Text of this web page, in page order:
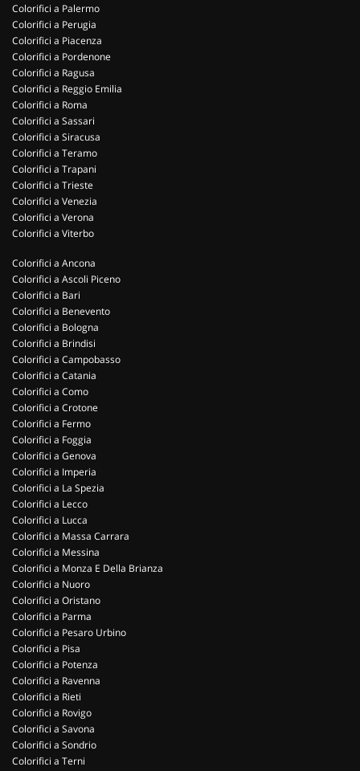
Colorifici a Palermo
Colorifici a Perugia
Colorifici a Piacenza
Colorifici a Pordenone
Colorifici a Ragusa
Colorifici a Reggio Emilia
Colorifici a Roma
Colorifici a Sassari
Colorifici a Siracusa
Colorifici a Teramo
Colorifici a Trapani
Colorifici a Trieste
Colorifici a Venezia
Colorifici a Verona
Colorifici a Viterbo
Colorifici a Ancona
Colorifici a Ascoli Piceno
Colorifici a Bari
Colorifici a Benevento
Colorifici a Bologna
Colorifici a Brindisi
Colorifici a Campobasso
Colorifici a Catania
Colorifici a Como
Colorifici a Crotone
Colorifici a Fermo
Colorifici a Foggia
Colorifici a Genova
Colorifici a Imperia
Colorifici a La Spezia
Colorifici a Lecco
Colorifici a Lucca
Colorifici a Massa Carrara
Colorifici a Messina
Colorifici a Monza E Della Brianza
Colorifici a Nuoro
Colorifici a Oristano
Colorifici a Parma
Colorifici a Pesaro Urbino
Colorifici a Pisa
Colorifici a Potenza
Colorifici a Ravenna
Colorifici a Rieti
Colorifici a Rovigo
Colorifici a Savona
Colorifici a Sondrio
Colorifici a Terni